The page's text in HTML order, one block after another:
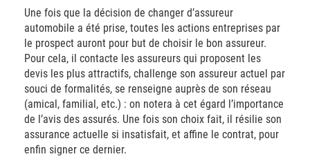
Une fois que la décision de changer d’assureur
automobile a été prise, toutes les actions entreprises par
le prospect auront pour but de choisir le bon assureur.
Pour cela, il contacte les assureurs qui proposent les
devis les plus attractifs, challenge son assureur actuel par
souci de formalités, se renseigne auprès de son réseau
(amical, familial, etc.) : on notera à cet égard l’importance
de l’avis des assurés. Une fois son choix fait, il résilie son
assurance actuelle si insatisfait, et affine le contrat, pour
enfin signer ce dernier.